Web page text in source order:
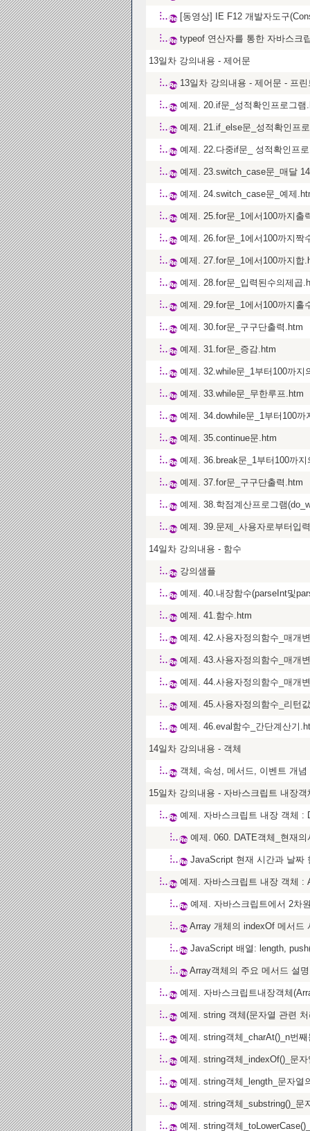
[동영상] IE F12 개발자도구
typeof 연산자를 통한 자바스크
13일차 강의내용 - 제어문
13일차 강의내용 - 제어문 - 프
예제. 20.if문_성적확인프로그램
예제. 21.if_else문_성적확인프
예제. 22.다중if문_ 성적확인프
예제. 23.switch_case문_매달
예제. 24.switch_case문_예제
예제. 25.for문_1에서100까지출
예제. 26.for문_1에서100까지짝
예제. 27.for문_1에서100까지합
예제. 28.for문_입력된수의제곱
예제. 29.for문_1에서100까지홀
예제. 30.for문_구구단출력.htm
예제. 31.for문_증감.htm
예제. 32.while문_1부터100까
예제. 33.while문_무한루프.htm
예제. 34.dowhile문_1부터100
예제. 35.continue문.htm
예제. 36.break문_1부터100까
예제. 37.for문_구구단출력.htm
예제. 38.학점계산프로그램
예제. 39.문제_사용자로부터입
14일차 강의내용 - 함수
강의샘플
예제. 40.내장함수(parseInt및
예제. 41.함수.htm
예제. 42.사용자정의함수_매개
예제. 43.사용자정의함수_매개
예제. 44.사용자정의함수_매개
예제. 45.사용자정의함수_리턴
예제. 46.eval함수_간단계산기
14일차 강의내용 - 객체
객체, 속성, 메서드, 이벤트 개념
15일차 강의내용 - 자바스크립트 내장
예제. 자바스크립트 내장 객체 :
예제. 060. DATE객체_현재
JavaScript 현재 시간과 날짜
예제. 자바스크립트 내장 객체 :
예제. 자바스크립트에서 2차
Array 개체의 indexOf 메서드
JavaScript 배열: length,
Array객체의 주요 메서드 설
예제. 자바스크립트내장객체
예제. string 객체(문자열 관련 처
예제. string객체_charAt()_n번
예제. string객체_indexOf()_문
예제. string객체_length_문자열
예제. string객체_substring()_문
예제. string객체